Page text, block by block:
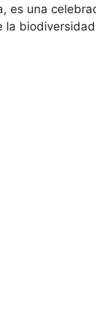
es una
la